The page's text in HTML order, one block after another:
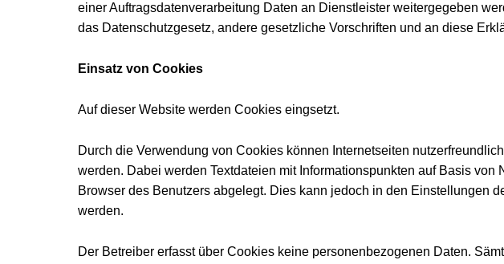
einer Auftragsdatenverarbeitung Daten an Dienstleister weitergegeben
das Datenschutzgesetz, andere gesetzliche Vorschriften und an diese
Einsatz von Cookies
Auf dieser Website werden Cookies eingsetzt.
Durch die Verwendung von Cookies können Internetseiten
werden. Dabei werden Textdateien mit Informationspunkten auf Basis von
Browser des Benutzers abgelegt. Dies kann jedoch in den Einstellungen
werden.
Der Betreiber erfasst über Cookies keine personenbezogenen Daten.